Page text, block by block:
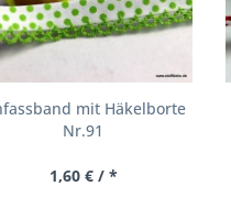
mit Häkelborte
Nr.91
1,60 € / *